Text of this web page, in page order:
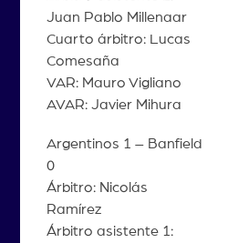
Juan Pablo Millenaar
Cuarto árbitro: Lucas
Comesaña
VAR: Mauro Vigliano
AVAR: Javier Mihura
Argentinos 1 – Banfield
0
Árbitro: Nicolás
Ramírez
Árbitro asistente 1: